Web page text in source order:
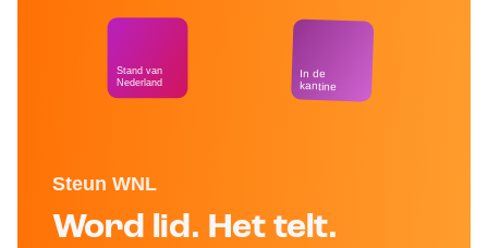
Steun WNL
Word lid. Het telt.
Stand van
Nederland
In de
kantine